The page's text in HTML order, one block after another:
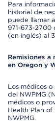
Para
historial de
puede llamar
971-673-2700
(en inglés) al
Remisiones
en Oregon y
Los médicos
del NWPMG
médicos o
Health Plan
NWPMG.